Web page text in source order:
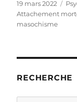
Publié
le
19 mars 2022
Attachement
masochisme
RECHERCHE